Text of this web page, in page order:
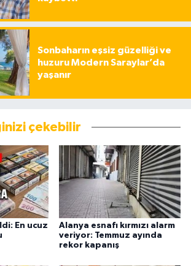
Sonbaharın eşsiz güzelliği ve
huzuru Modern Saraylar’da
yaşanır
çekebilir
En ucuz
Alanya esnafı kırmızı alarm
veriyor: Temmuz ayında
rekor kapanış